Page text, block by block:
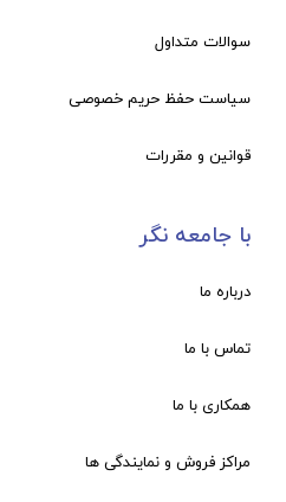
سوالات متداول
سیاست حفظ حریم خصوصی
قوانین و مقررات
با جامعه نگر
درباره ما
تماس با ما
همکاری با ما
مراکز فروش و نمایندگی ها